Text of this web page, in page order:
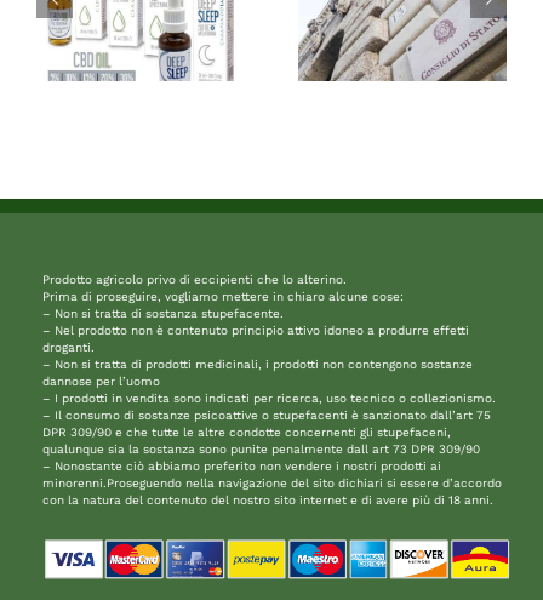
Prodotto agricolo privo di eccipienti che lo alterino.
Prima di proseguire, vogliamo mettere in chiaro alcune cose:
– Non si tratta di sostanza stupefacente.
– Nel prodotto non è contenuto principio attivo idoneo a produrre effetti
droganti.
– Non si tratta di prodotti medicinali, i prodotti non contengono sostanze
dannose per l’uomo
– I prodotti in vendita sono indicati per ricerca, uso tecnico o collezionismo.
– Il consumo di sostanze psicoattive o stupefacenti è sanzionato dall’art 75
DPR 309/90 e che tutte le altre condotte concernenti gli stupefaceni,
qualunque sia la sostanza sono punite penalmente dall art 73 DPR 309/90
– Nonostante ciò abbiamo preferito non vendere i nostri prodotti ai
minorenni.Proseguendo nella navigazione del sito dichiari si essere d’accordo
con la natura del contenuto del nostro sito internet e di avere più di 18 anni.